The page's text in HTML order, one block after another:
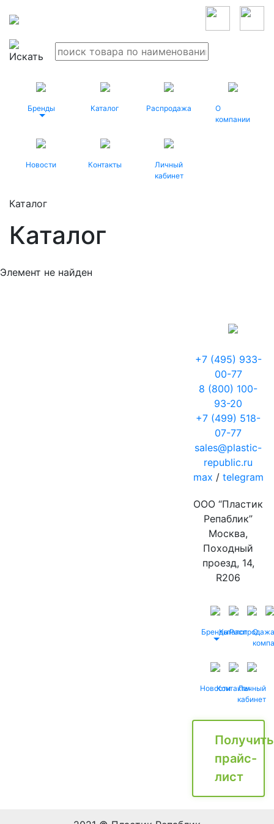
Бренды Каталог Распродажа
О
компании
Новости Контакты
Личный
кабинет
Каталог
Каталог
Элемент не найден
+7 (495) 933-
00-77
8 (800) 100-
93-20
+7 (499) 518-
07-77
sales@plastic-
republic.ru
max / telegram
ООО “Пластик
Репаблик”
Москва,
Походный
проезд, 14,
R206
БрендыКаталог
Распродажа
О
НовостиКонтактыЛичный
кабинет
Получить
прайс-
лист